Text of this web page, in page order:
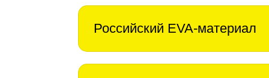
Российский EVA-материал